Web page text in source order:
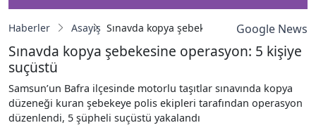
Haberler Asayiş Sınavda kopya şebekesine operasyon: 5
Google News
Sınavda kopya şebekesine operasyon: 5 kişiye
suçüstü
Samsun’un Bafra ilçesinde motorlu taşıtlar sınavında kopya
düzeneği kuran şebekeye polis ekipleri tarafından operasyon
düzenlendi, 5 şüpheli suçüstü yakalandı